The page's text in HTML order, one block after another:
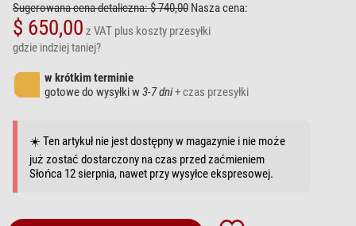
Sugerowana cena detaliczna: $ 740,00 Nasza cena:
$ 650,00 z VAT plus koszty przesyłki
gdzie indziej taniej?
w krótkim terminie
gotowe do wysyłki w3-7 dni+ czas przesyłki
☀️ Ten artykuł nie jest dostępny w magazynie i nie może
już zostać dostarczony na czas przed zaćmieniem
Słońca 12 sierpnia, nawet przy wysyłce ekspresowej.